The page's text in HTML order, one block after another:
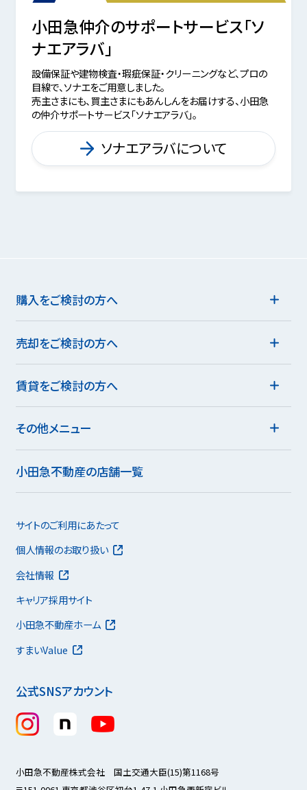
小田急仲介のサポートサービス「ソ
ナエアラバ」
設備保証や建物検査・瑕疵保証・クリーニングなど、プロの
目線で、ソナエをご用意しました。
売主さまにも、買主さまにもあんしんをお届けする、小田急
の仲介サポートサービス「ソナエアラバ」。
ソナエアラバについて
購入をご検討の方へ
売却をご検討の方へ
賃貸をご検討の方へ
その他メニュー
小田急不動産の店舗一覧
公式SNSアカウント
サイトのご利用にあたって
個人情報のお取り扱い
会社情報
キャリア採用サイト
小田急不動産ホーム
すまいValue
小田急不動産株式会社 国土交通大臣(15)第1168号